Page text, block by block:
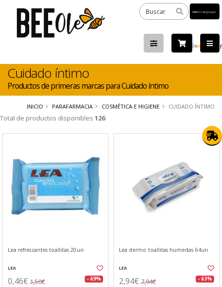
by
Cuidado íntimo
Productos de primeras marcas para Cuidado íntimo
INICIO PARAFARMACIA COSMÉTICA E HIGIENE CUIDADO ÍNTIMO
Total de productos disponibles 126
Lea refrescantes toallitas 20un
LEA
0,46€ 1,50€ - 69%
Lea dermo toallitas humedas 64un
LEA
2,94€ 7,94€ - 63%